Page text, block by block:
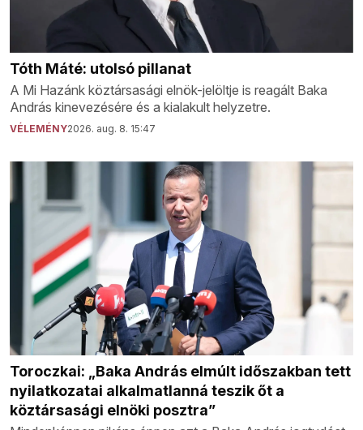
Tóth Máté: utolsó pillanat
A Mi Hazánk köztársasági elnök-jelöltje is reagált Baka
András kinevezésére és a kialakult helyzetre.
VÉLEMÉNY2026. aug. 8. 15:47
Toroczkai: „Baka András elmúlt időszakban tett
nyilatkozatai alkalmatlanná teszik őt a
köztársasági elnöki posztra”